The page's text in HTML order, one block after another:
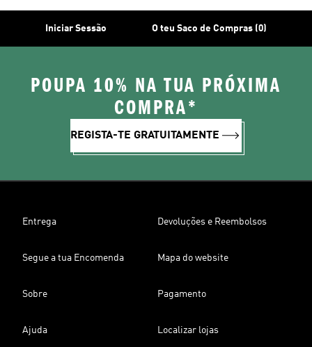
Iniciar Sessão O teu Saco de Compras (0)
POUPA 10% NA TUA PRÓXIMA
COMPRA*
REGISTA-TE GRATUITAMENTE
Entrega Devoluções e Reembolsos
Segue a tua Encomenda Mapa do website
Sobre Pagamento
Ajuda Localizar lojas